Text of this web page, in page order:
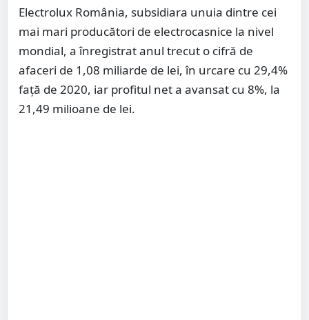
Electrolux România, subsidiara unuia dintre cei
mai mari producători de electrocasnice la nivel
mondial, a înregistrat anul trecut o cifră de
afaceri de 1,08 miliarde de lei, în urcare cu 29,4%
față de 2020, iar profitul net a avansat cu 8%, la
21,49 milioane de lei.